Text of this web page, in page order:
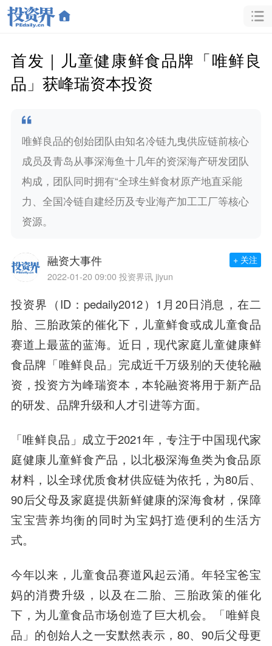
首发｜儿童健康鲜食品牌「唯鲜良
品」获峰瑞资本投资
唯鲜良品的创始团队由知名冷链九曳供应链前核心
成员及青岛从事深海鱼十几年的资深海产研发团队
构成，团队同时拥有“全球生鲜食材原产地直采能
力、全国冷链自建经历及专业海产加工工厂等核心
资源。
融资大事件
2022-01-20 09:00 投资界讯 jiyun
+ 关注
投资界（ID：pedaily2012）1月20日消息，在二
胎、三胎政策的催化下，儿童鲜食或成儿童食品
赛道上最蓝的蓝海。近日，现代家庭儿童健康鲜
食品牌「唯鲜良品」完成近千万级别的天使轮融
资，投资方为峰瑞资本，本轮融资将用于新产品
的研发、品牌升级和人才引进等方面。
「唯鲜良品」成立于2021年，专注于中国现代家
庭健康儿童鲜食产品，以北极深海鱼类为食品原
材料，以全球优质食材供应链为依托，为80后、
90后父母及家庭提供新鲜健康的深海食材，保障
宝宝营养均衡的同时为宝妈打造便利的生活方
式。
今年以来，儿童食品赛道风起云涌。年轻宝爸宝
妈的消费升级，以及在二胎、三胎政策的催化
下，为儿童食品市场创造了巨大机会。「唯鲜良
品」的创始人之一安默然表示，80、90后父母更